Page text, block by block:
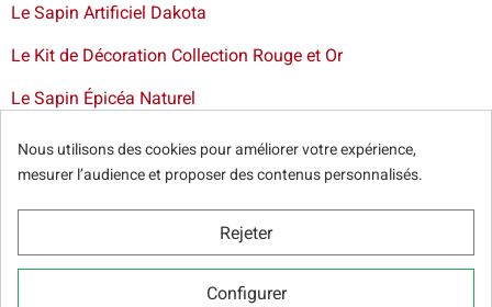
Le Sapin Artificiel Dakota
Le Kit de Décoration Collection Rouge et Or
Le Sapin Épicéa Naturel
Livraison de sapin à Bruxelles-Livraison de sapins de Noël
artificiels et décorations dans toute la France
© Sapins.be 2025 -Conditions générales-Politique de
Cookie Relevé-
Nous utilisons des cookies pour améliorer votre expérience,
mesurer l’audience et proposer des contenus personnalisés.
Rejeter
Configurer